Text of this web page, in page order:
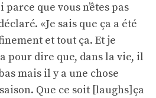
que vous n’êtes pas
«Je sais que ça a été
et tout ça. Et je
pour dire que, dans la vie, il
mais il y a une chose
Que ce soit [laughs]ça